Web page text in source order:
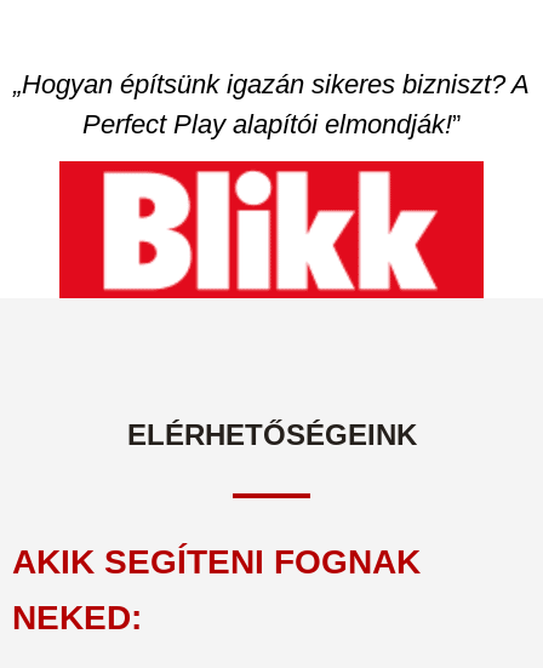
„Hogyan építsünk igazán sikeres bizniszt? A
Perfect Play alapítói elmondják!”
ELÉRHETŐSÉGEINK
AKIK SEGÍTENI FOGNAK
NEKED: